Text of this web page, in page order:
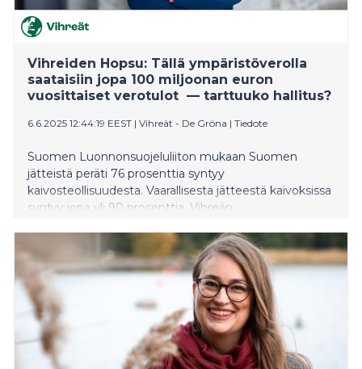
Vihreiden Hopsu: Tällä ympäristöverolla
saataisiin jopa 100 miljoonan euron
vuosittaiset verotulot — tarttuuko hallitus?
6.6.2025 12:44:19 EEST | Vihreät - De Gröna | Tiedote
Suomen Luonnonsuojeluliiton mukaan Suomen
jätteistä peräti 76 prosenttia syntyy
kaivosteollisuudesta. Vaarallisesta jätteestä kaivoksissa
syntyy jopa yli 90 prosenttia. Vihreän
mukaan kaivosjätteelle tarvitaan jätevero.